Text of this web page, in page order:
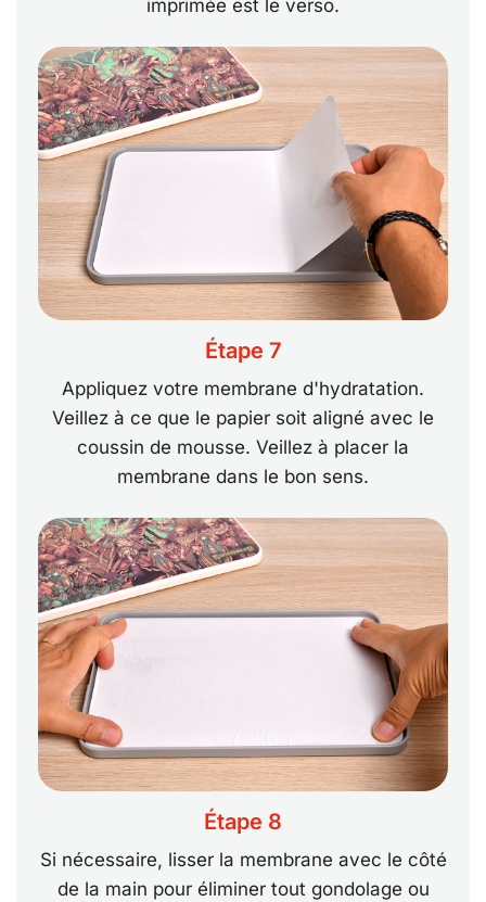
imprimée est le verso.
Étape 7
Appliquez votre membrane d'hydratation.
Veillez à ce que le papier soit aligné avec le
coussin de mousse. Veillez à placer la
membrane dans le bon sens.
Étape 8
Si nécessaire, lisser la membrane avec le côté
de la main pour éliminer tout gondolage ou